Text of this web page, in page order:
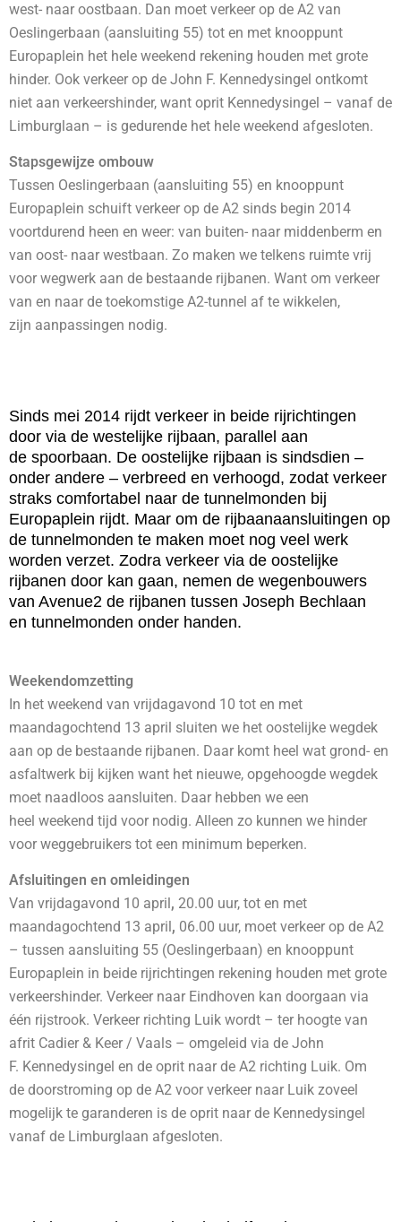
west- naar oostbaan. Dan moet verkeer op de A2 van
Oeslingerbaan (aansluiting 55) tot en met knooppunt
Europaplein het hele weekend rekening houden met grote
hinder. Ook verkeer op de John F. Kennedysingel ontkomt
niet aan verkeershinder, want oprit Kennedysingel – vanaf de
Limburglaan – is gedurende het hele weekend afgesloten.
Stapsgewijze ombouw
Tussen Oeslingerbaan (aansluiting 55) en knooppunt
Europaplein schuift verkeer op de A2 sinds begin 2014
voortdurend heen en weer: van buiten- naar middenberm en
van oost- naar westbaan. Zo maken we telkens ruimte vrij
voor wegwerk aan de bestaande rijbanen. Want om verkeer
van en naar de toekomstige A2-tunnel af te wikkelen,
zijn aanpassingen nodig.
Sinds mei 2014 rijdt verkeer in beide rijrichtingen
door via de westelijke rijbaan, parallel aan
de spoorbaan. De oostelijke rijbaan is sindsdien –
onder andere – verbreed en verhoogd, zodat verkeer
straks comfortabel naar de tunnelmonden bij
Europaplein rijdt. Maar om de rijbaanaansluitingen op
de tunnelmonden te maken moet nog veel werk
worden verzet. Zodra verkeer via de oostelijke
rijbanen door kan gaan, nemen de wegenbouwers
van Avenue2 de rijbanen tussen Joseph Bechlaan
en tunnelmonden onder handen.
Weekendomzetting
In het weekend van vrijdagavond 10 tot en met
maandagochtend 13 april sluiten we het oostelijke wegdek
aan op de bestaande rijbanen. Daar komt heel wat grond- en
asfaltwerk bij kijken want het nieuwe, opgehoogde wegdek
moet naadloos aansluiten. Daar hebben we een
heel weekend tijd voor nodig. Alleen zo kunnen we hinder
voor weggebruikers tot een minimum beperken.
Afsluitingen en omleidingen
Van vrijdagavond 10 april, 20.00 uur, tot en met
maandagochtend 13 april, 06.00 uur, moet verkeer op de A2
– tussen aansluiting 55 (Oeslingerbaan) en knooppunt
Europaplein in beide rijrichtingen rekening houden met grote
verkeershinder. Verkeer naar Eindhoven kan doorgaan via
één rijstrook. Verkeer richting Luik wordt – ter hoogte van
afrit Cadier & Keer / Vaals – omgeleid via de John
F. Kennedysingel en de oprit naar de A2 richting Luik. Om
de doorstroming op de A2 voor verkeer naar Luik zoveel
mogelijk te garanderen is de oprit naar de Kennedysingel
vanaf de Limburglaan afgesloten.